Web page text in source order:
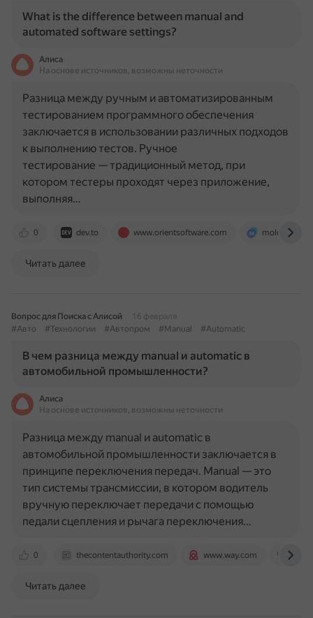
What is the difference between manual and
automated software settings?
Алиса
На основе источников, возможны неточности
0 dev.to www.orientsoftware.com
Разница между ручным и автоматизированным
тестированием программного обеспечения
заключается в использовании различных подходов
к выполнению тестов. Ручное
тестирование — традиционный метод, при
котором тестеры проходят через приложение,
выполняя…
Читать далее
Вопрос для Поиска с Алисой
16 февраля
#Авто
#Технологии #Автопром #Manual #Automatic
В чем разница между manual и automatic в
автомобильной промышленности?
Алиса
На основе источников, возможны неточности
0 thecontentauthority.com www.way.com
Разница между manual и automatic в
автомобильной промышленности заключается в
принципе переключения передач. Manual — это
тип системы трансмиссии, в котором водитель
вручную переключает передачи с помощью
педали сцепления и рычага переключения…
Читать далее